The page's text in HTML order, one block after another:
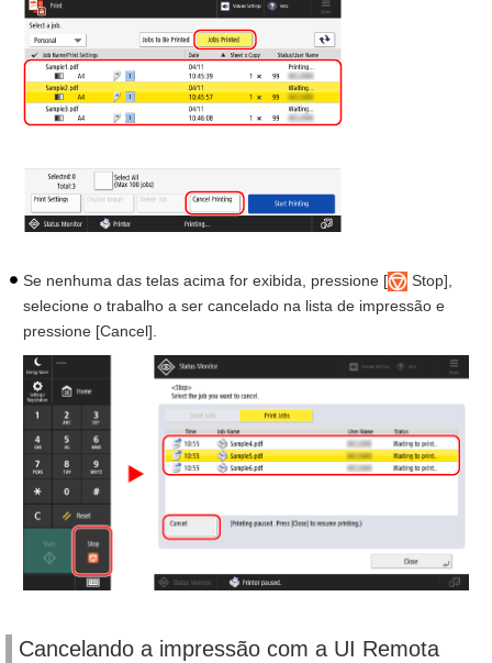
Se nenhuma das telas acima for exibida, pressione [
Stop],
selecione o trabalho a ser cancelado na lista de impressão e
pressione [Cancel].
Cancelando a impressão com a UI Remota